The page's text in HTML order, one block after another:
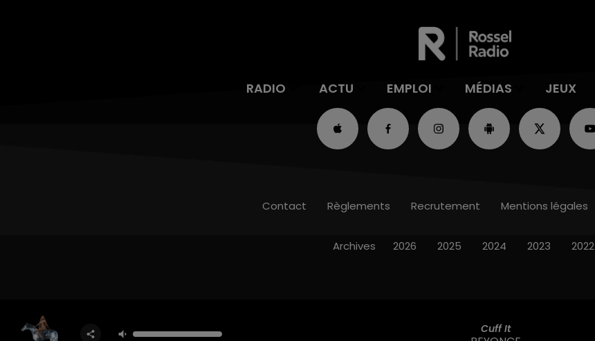
RADIO ACTU EMPLOI MÉDIAS JEUX
Cuff It
Contact Règlements Recrutement Mentions légales
Archives 2026 2025 2024 2023 2022